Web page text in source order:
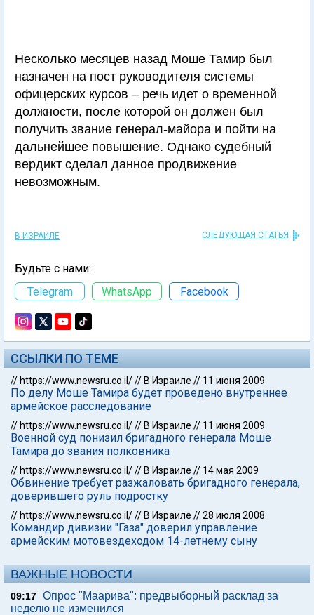
Несколько месяцев назад Моше Тамир был
назначен на пост руководителя системы
офицерских курсов – речь идет о временной
должности, после которой он должен был
получить звание генерал-майора и пойти на
дальнейшее повышение. Однако судебный
вердикт сделал данное продвижение
невозможным.
В ИЗРАИЛЕ СЛЕДУЮЩАЯ СТАТЬЯ
Будьте с нами:
Telegram
WhatsApp Facebook
ССЫЛКИ ПО ТЕМЕ
// https://www.newsru.co.il/// В Израиле // 11 июня 2009
По делу Моше Тамира будет проведено внутреннее
армейское расследование
// https://www.newsru.co.il/// В Израиле // 11 июня 2009
Военной суд понизил бригадного генерала Моше
Тамира до звания полковника
// https://www.newsru.co.il/// В Израиле // 14 мая 2009
Обвинение требует разжаловать бригадного генерала,
доверившего руль подростку
// https://www.newsru.co.il/// В Израиле //28 июля 2008
Командир дивизии "Газа" доверил управление
армейским мотовездеходом 14-летнему сыну
ВАЖНЫЕ НОВОСТИ
09:17 Опрос "Mаарива": предвыборный расклад за
неделю не изменился